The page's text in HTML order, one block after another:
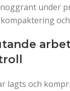
under
lagts och